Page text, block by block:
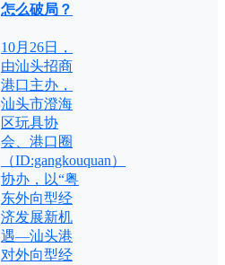
怎么破局？
10月26日，
由汕头招商
港口主办，
汕头市澄海
区玩具协
会、港口圈
（ID:gangkouquan）
协办，以“粤
东外向型经
济发展新机
遇—汕头港
对外向型经